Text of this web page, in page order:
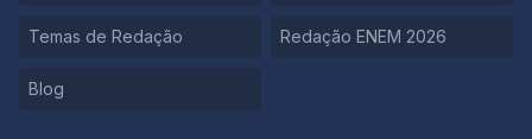
Temas de Redação Redação ENEM 2026
Blog